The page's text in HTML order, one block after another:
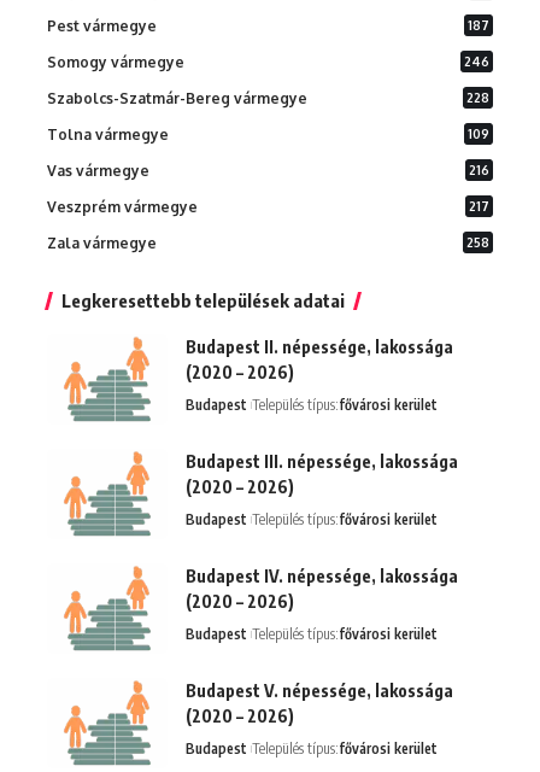
Pest vármegye 187
Somogy vármegye 246
Szabolcs-Szatmár-Bereg vármegye 228
Tolna vármegye 109
Vas vármegye 216
Veszprém vármegye 217
Zala vármegye 258
Legkeresettebb települések adatai
Budapest II. népessége, lakossága
(2020 – 2026)
Budapest Település típus:fővárosi kerület
Budapest III. népessége, lakossága
(2020 – 2026)
Budapest Település típus:fővárosi kerület
Budapest IV. népessége, lakossága
(2020 – 2026)
Budapest Település típus:fővárosi kerület
Budapest V. népessége, lakossága
(2020 – 2026)
Budapest Település típus:fővárosi kerület